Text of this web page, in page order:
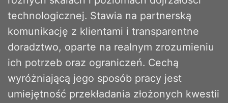
technologicznej. Stawia na partnerską
komunikację z klientami i transparentne
doradztwo, oparte na realnym zrozumieniu
ich potrzeb oraz ograniczeń. Cechą
wyróżniającą jego sposób pracy jest
umiejętność przekładania złożonych kwestii